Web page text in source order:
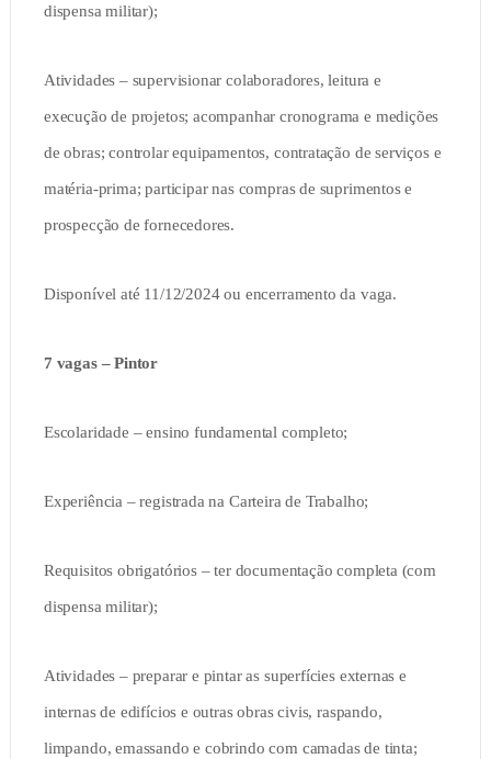
dispensa militar);
Atividades – supervisionar colaboradores, leitura e
execução de projetos; acompanhar cronograma e medições
de obras; controlar equipamentos, contratação de serviços e
matéria-prima; participar nas compras de suprimentos e
prospecção de fornecedores.
Disponível até 11/12/2024 ou encerramento da vaga.
7 vagas – Pintor
Escolaridade – ensino fundamental completo;
Experiência – registrada na Carteira de Trabalho;
Requisitos obrigatórios – ter documentação completa (com
dispensa militar);
Atividades – preparar e pintar as superfícies externas e
internas de edifícios e outras obras civis, raspando,
limpando, emassando e cobrindo com camadas de tinta;